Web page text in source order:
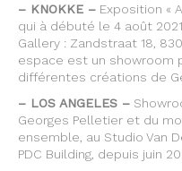
– KNOKKE – Exposition «
qui à débuté le 4 août
Gallery : Zandstraat 18,
espace est un showroom
différentes créations de
– LOS ANGELES –
Georges Pelletier et du
ensemble, au Studio Van
PDC Building, depuis juin